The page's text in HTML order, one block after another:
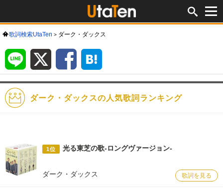
歌詞検索UtaTen ダーク・ダックス
LINE Facebook
ク
ー
ダーク・ダックスの人気歌詞ランキング
1位 光る東芝の歌-ロングヴァージョン-
ダーク・ダックス 歌詞を見る